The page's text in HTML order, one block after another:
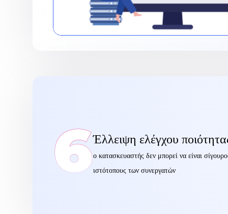
6Έλλειψη ελέγχου
ο κατασκευαστής δεν μπορεί να είναι
ιστότοπους των συνεργατών